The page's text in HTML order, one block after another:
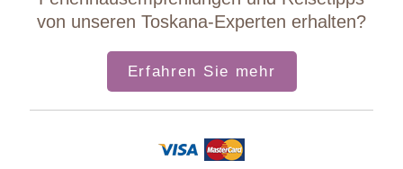
von unseren Toskana-Experten erhalten?
Erfahren Sie mehr